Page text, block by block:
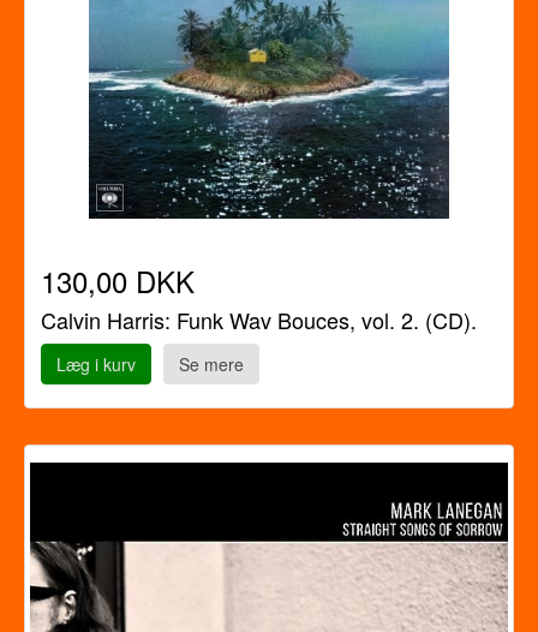
130,00 DKK
Calvin Harris: Funk Wav Bouces, vol. 2. (CD).
Læg i kurv Se mere